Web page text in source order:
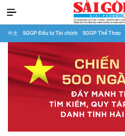
中文 SGGP Đầu tư Tài chính SGGP Thể Thao